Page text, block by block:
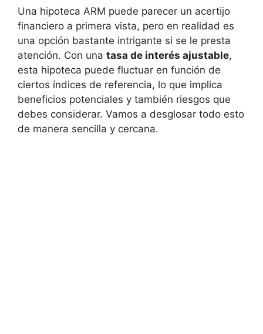
Una hipoteca ARM puede parecer un acertijo
financiero a primera vista, pero en realidad es
una opción bastante intrigante si se le presta
atención. Con una tasa de interés ajustable,
esta hipoteca puede fluctuar en función de
ciertos índices de referencia, lo que implica
beneficios potenciales y también riesgos que
debes considerar. Vamos a desglosar todo esto
de manera sencilla y cercana.